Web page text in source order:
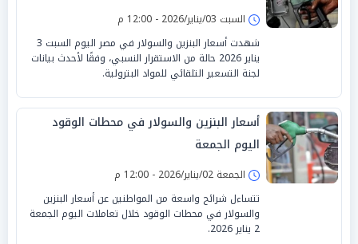
السبت 03/يناير/2026 - 12:00 م
شهدت أسعار البنزين والسولار في مصر اليوم السبت 3
يناير 2026 حالة من الاستقرار النسبي، وفقًا لأحدث بيانات
لجنة التسعير التلقائي للمواد البترولية.
أسعار البنزين والسولار في محطات الوقود
اليوم الجمعة
الجمعة 02/يناير/2026 - 12:00 م
تتساءل شرائح واسعة من المواطنين عن أسعار البنزين
والسولار في محطات الوقود خلال تعاملات اليوم الجمعة
2 يناير 2026.